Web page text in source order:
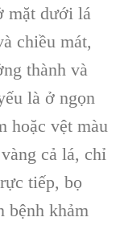
mặt dưới lá
chiều mát,
thành và
là ở ngọn
hoặc vệt màu
cả lá, chỉ
tiếp, bọ
bệnh khảm